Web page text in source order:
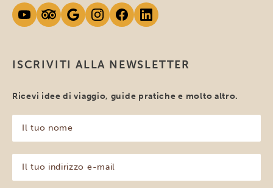
ISCRIVITI ALLA NEWSLETTER
Ricevi idee di viaggio, guide pratiche e molto altro.
tuo
nome
(Obbligatorio)
tuo
indirizzo